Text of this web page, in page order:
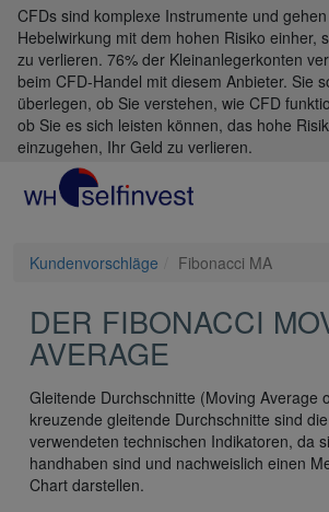
CFDs sind komplexe Instrumente und
Hebelwirkung mit dem hohen Risiko einher,
zu verlieren. 76% der Kleinanlegerkonten
beim CFD-Handel mit diesem Anbieter. Sie
überlegen, ob Sie verstehen, wie CFD
ob Sie es sich leisten können, das hohe
einzugehen, Ihr Geld zu verlieren.
Kundenvorschläge Fibonacci MA
DER FIBONACCI
AVERAGE
Gleitende Durchschnitte (Moving Average
kreuzende gleitende Durchschnitte sind
verwendeten technischen Indikatoren, da
handhaben sind und nachweislich einen
Chart darstellen.